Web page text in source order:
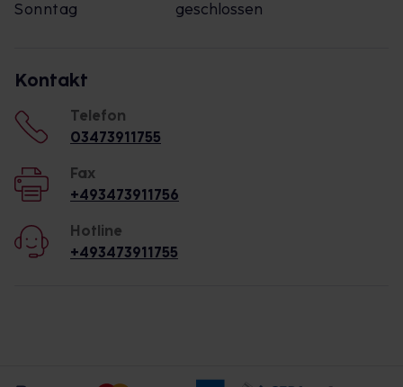
Sonntag
geschlossen
Kontakt
Telefon
03473911755
Fax
+493473911756
Hotline
+493473911755